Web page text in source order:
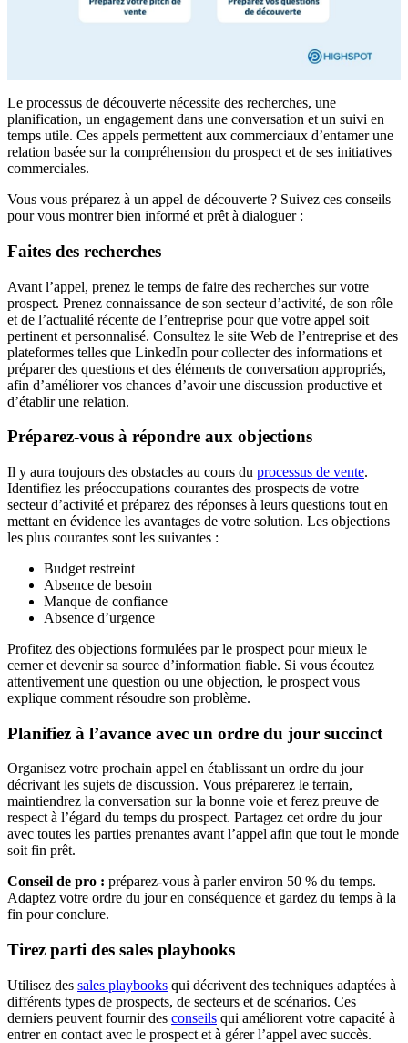
Le processus de découverte nécessite des recherches, une
planification, un engagement dans une conversation et un suivi en
temps utile. Ces appels permettent aux commerciaux d’entamer une
relation basée sur la compréhension du prospect et de ses initiatives
commerciales.
Vous vous préparez à un appel de découverte ? Suivez ces conseils
pour vous montrer bien informé et prêt à dialoguer :
Faites des recherches
Avant l’appel, prenez le temps de faire des recherches sur votre
prospect. Prenez connaissance de son secteur d’activité, de son rôle
et de l’actualité récente de l’entreprise pour que votre appel soit
pertinent et personnalisé. Consultez le site Web de l’entreprise et des
plateformes telles que LinkedIn pour collecter des informations et
préparer des questions et des éléments de conversation appropriés,
afin d’améliorer vos chances d’avoir une discussion productive et
d’établir une relation.
Préparez-vous à répondre aux objections
Il y aura toujours des obstacles au cours du processus de vente.
Identifiez les préoccupations courantes des prospects de votre
secteur d’activité et préparez des réponses à leurs questions tout en
mettant en évidence les avantages de votre solution. Les objections
les plus courantes sont les suivantes :
Budget restreint
Absence de besoin
Manque de confiance
Absence d’urgence
Profitez des objections formulées par le prospect pour mieux le
cerner et devenir sa source d’information fiable. Si vous écoutez
attentivement une question ou une objection, le prospect vous
explique comment résoudre son problème.
Planifiez à l’avance avec un ordre du jour succinct
Organisez votre prochain appel en établissant un ordre du jour
décrivant les sujets de discussion. Vous préparerez le terrain,
maintiendrez la conversation sur la bonne voie et ferez preuve de
respect à l’égard du temps du prospect. Partagez cet ordre du jour
avec toutes les parties prenantes avant l’appel afin que tout le monde
soit fin prêt.
Conseil de pro : préparez-vous à parler environ 50 % du temps.
Adaptez votre ordre du jour en conséquence et gardez du temps à la
fin pour conclure.
Tirez parti des sales playbooks
Utilisez des sales playbooks qui décrivent des techniques adaptées à
différents types de prospects, de secteurs et de scénarios. Ces
derniers peuvent fournir des conseils qui améliorent votre capacité à
entrer en contact avec le prospect et à gérer l’appel avec succès.